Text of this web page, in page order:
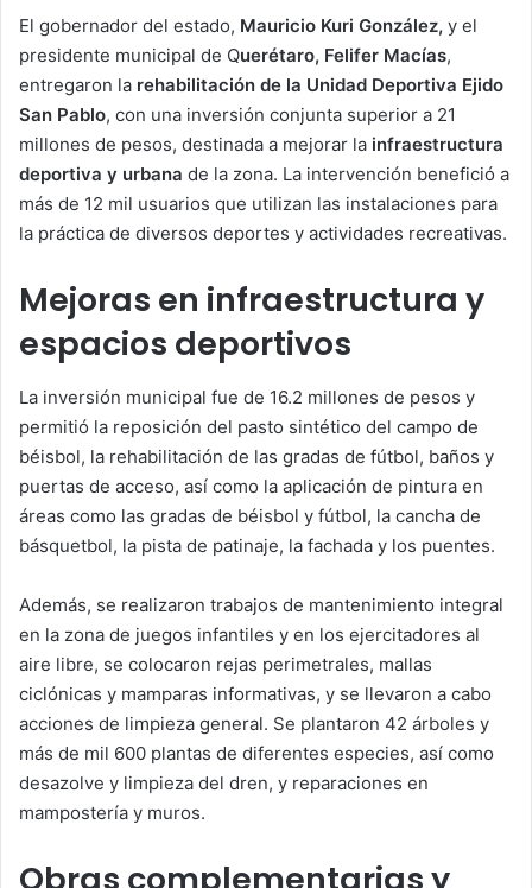
El gobernador del estado, Mauricio Kuri González, y el
presidente municipal de Querétaro, Felifer Macías,
entregaron la rehabilitación de la Unidad Deportiva Ejido
San Pablo, con una inversión conjunta superior a 21
millones de pesos, destinada a mejorar la infraestructura
deportiva y urbana de la zona. La intervención benefició a
más de 12 mil usuarios que utilizan las instalaciones para
la práctica de diversos deportes y actividades recreativas.
Mejoras en infraestructura y
espacios deportivos
La inversión municipal fue de 16.2 millones de pesos y
permitió la reposición del pasto sintético del campo de
béisbol, la rehabilitación de las gradas de fútbol, baños y
puertas de acceso, así como la aplicación de pintura en
áreas como las gradas de béisbol y fútbol, la cancha de
básquetbol, la pista de patinaje, la fachada y los puentes.
Además, se realizaron trabajos de mantenimiento integral
en la zona de juegos infantiles y en los ejercitadores al
aire libre, se colocaron rejas perimetrales, mallas
ciclónicas y mamparas informativas, y se llevaron a cabo
acciones de limpieza general. Se plantaron 42 árboles y
más de mil 600 plantas de diferentes especies, así como
desazolve y limpieza del dren, y reparaciones en
mampostería y muros.
Obras complementarias y